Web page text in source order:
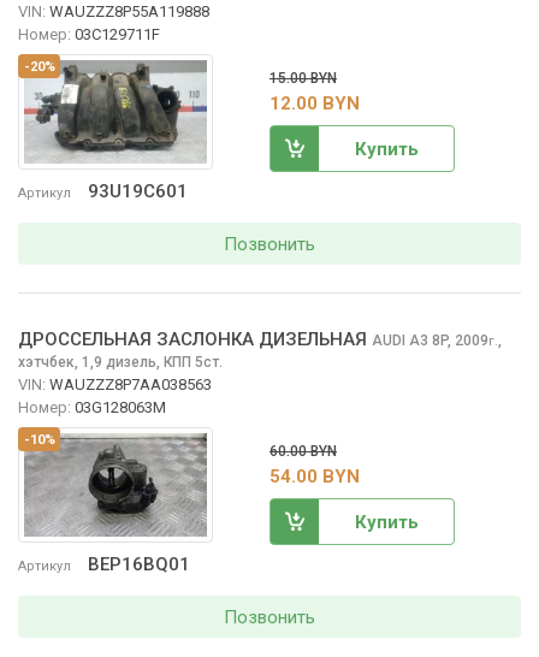
-20%
Артикул 93U19C601
VIN: WAUZZZ8P55A119888
Номер: 03C129711F
15.00 BYN
12.00 BYN
Купить
Позвонить
-10%
Артикул BEP16BQ01
ДРОССЕЛЬНАЯ ЗАСЛОНКА ДИЗЕЛЬНАЯ AUDI A3 8P, 2009г.,
хэтчбек, 1,9 дизель, КПП 5ст.
VIN: WAUZZZ8P7AA038563
Номер: 03G128063M
60.00 BYN
54.00 BYN
Купить
Позвонить